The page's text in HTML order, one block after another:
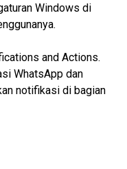
Windows di
and Actions.
WhatsApp dan
notifikasi di bagian